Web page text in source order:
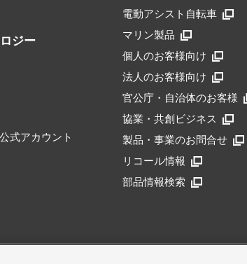
ジー
式アカウント
電動アシスト自転車
マリン製品
個人のお客様向け
法人のお客様向け
官公庁・自治体のお客様
協業・共創ビジネス
製品・事業のお問合せ
リコール情報
部品情報検索